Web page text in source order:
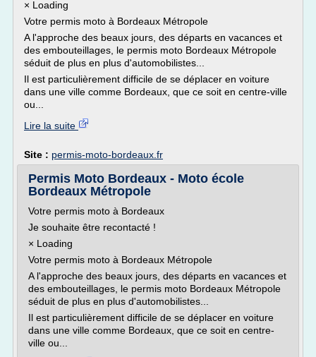
× Loading
Votre permis moto à Bordeaux Métropole
A l'approche des beaux jours, des départs en vacances et
des embouteillages, le permis moto Bordeaux Métropole
séduit de plus en plus d'automobilistes...
Il est particulièrement difficile de se déplacer en voiture
dans une ville comme Bordeaux, que ce soit en centre-ville
ou...
Lire la suite
Site : permis-moto-bordeaux.fr
Permis Moto Bordeaux - Moto école
Bordeaux Métropole
Votre permis moto à Bordeaux
Je souhaite être recontacté !
× Loading
Votre permis moto à Bordeaux Métropole
A l'approche des beaux jours, des départs en vacances et
des embouteillages, le permis moto Bordeaux Métropole
séduit de plus en plus d'automobilistes...
Il est particulièrement difficile de se déplacer en voiture
dans une ville comme Bordeaux, que ce soit en centre-
ville ou...